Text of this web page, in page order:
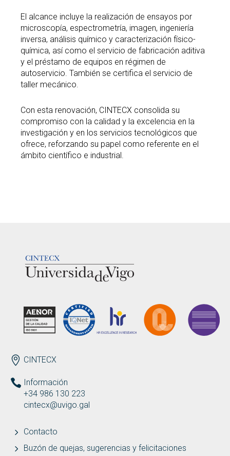
El alcance incluye la realización de ensayos por
microscopía, espectrometría, imagen, ingeniería
inversa, análisis químico y caracterización físico-
química, así como el servicio de fabricación aditiva
y el préstamo de equipos en régimen de
autoservicio. También se certifica el servicio de
taller mecánico.
Con esta renovación, CINTECX consolida su
compromiso con la calidad y la excelencia en la
investigación y en los servicios tecnológicos que
ofrece, reforzando su papel como referente en el
ámbito científico e industrial.
ENDEREZO ES
CINTECX
Información
+34 986 130 223
cintecx@uvigo.gal
Contacto
Buzón de quejas, sugerencias y felicitaciones